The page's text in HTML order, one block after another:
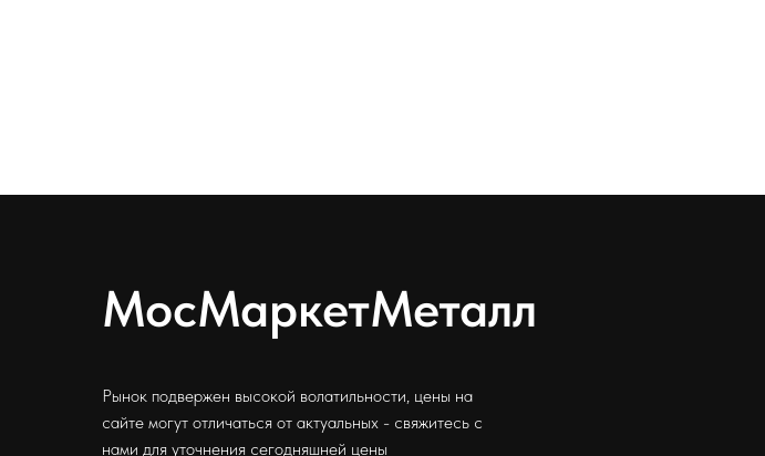
МосМаркетМеталл
Рынок подвержен высокой волатильности, цены на
сайте могут отличаться от актуальных - свяжитесь с
нами для уточнения сегодняшней цены